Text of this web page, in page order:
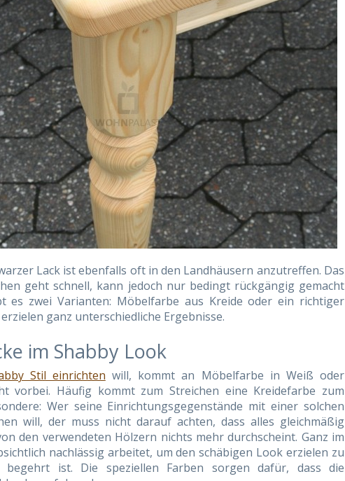
Lack ist ebenfalls oft in den Landhäusern anzutreffen. Das
geht schnell, kann jedoch nur bedingt rückgängig gemacht
es zwei Varianten: Möbelfarbe aus Kreide oder ein richtiger
ganz unterschiedliche Ergebnisse.
im Shabby Look
Stil einrichten will, kommt an Möbelfarbe in Weiß oder
vorbei. Häufig kommt zum Streichen eine Kreidefarbe zum
Wer seine Einrichtungsgegenstände mit einer solchen
will, der muss nicht darauf achten, dass alles gleichmäßig
den verwendeten Hölzern nichts mehr durchscheint. Ganz im
nachlässig arbeitet, um den schäbigen Look erzielen zu
ist. Die speziellen Farben sorgen dafür, dass die